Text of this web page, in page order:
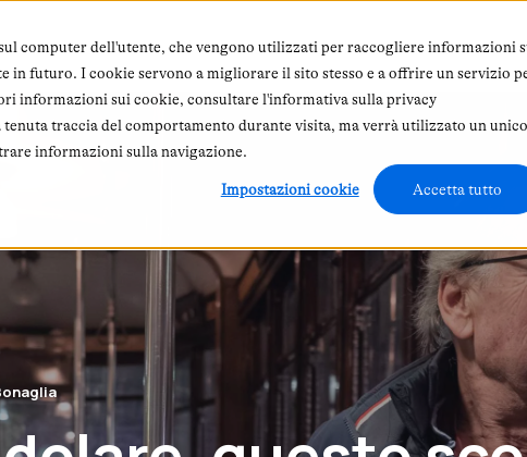
computer dell'utente, che vengono utilizzati per raccogliere informazioni
futuro. I cookie servono a migliorare il sito stesso e a offrire un servizio
informazioni sui cookie, consultare l'informativa sulla privacy
traccia del comportamento durante visita, ma verrà utilizzato un
informazioni sulla navigazione.
Impostazioni cookie Accetta tutto
Chi siamo Abbonamento